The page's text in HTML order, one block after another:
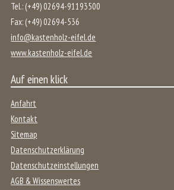
Tel.: (+49) 02694-91193500
Fax: (+49) 02694-536
info@kastenholz-eifel.de
www.kastenholz-eifel.de
Auf einen klick
Anfahrt
Kontakt
Sitemap
Datenschutzerklärung
Datenschutzeinstellungen
AGB & Wissenswertes